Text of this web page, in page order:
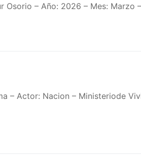
– Año: 2026 – Mes: Marzo
– Actor: Nacion – Ministeriode